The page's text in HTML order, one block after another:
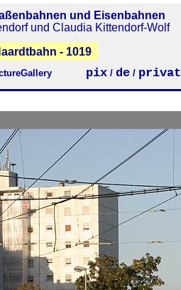
und Eisenbahnen
und Claudia Kittendorf-Wolf
- 1019
pix / de / privat